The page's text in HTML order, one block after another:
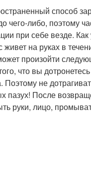
способ
чего-либо, поэтому
при себе везде.
живет на руках в
произойти
что вы
Поэтому не
пазух! После
руки, лицо,